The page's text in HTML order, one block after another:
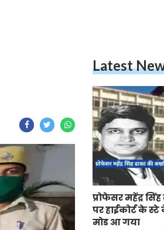
Latest
प्रोफेसर महेंद्र
पर हाईकोर्ट के
मोड आ गया